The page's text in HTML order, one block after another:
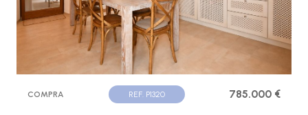
COMPRA REF. P1320 785.000 €